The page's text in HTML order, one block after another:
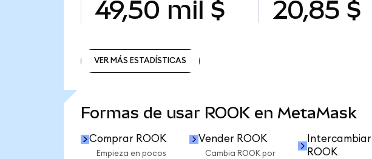
49,50 mil $ 20,85 $
VER MÁS ESTADÍSTICAS
Formas de usar ROOK en MetaMask
Comprar ROOK
Empieza en pocos
Vender ROOK
Cambia ROOK por
Intercambiar
ROOK